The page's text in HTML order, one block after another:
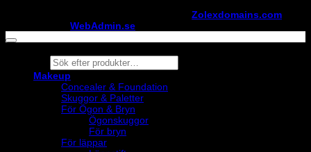
Zolexdomains.com
WebAdmin.se
Products
search
Makeup
Concealer & Foundation
Skuggor & Paletter
För Ögon & Bryn
Ögonskuggor
För bryn
För läppar